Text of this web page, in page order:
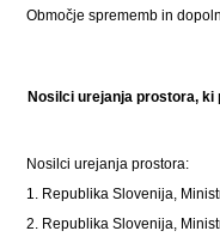
Območje sprememb in
Nosilci urejanja prostora,
Nosilci urejanja prostora:
1. Republika Slovenija,
2. Republika Slovenija,